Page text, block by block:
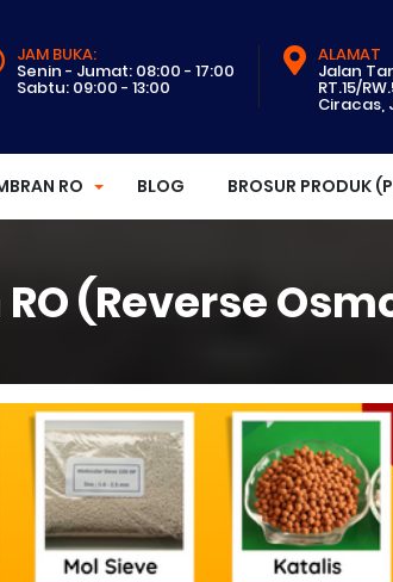
JAM BUKA:
Senin - Jumat: 08:00 - 17:00
Sabtu: 09:00 - 13:00
ALAMAT
Jalan
RT.15/
Ciracas,
RO BLOG BROSUR PRODUK
(Reverse